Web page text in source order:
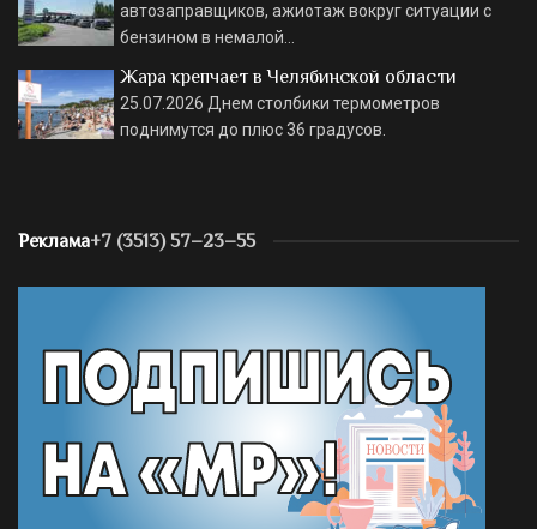
автозаправщиков, ажиотаж вокруг ситуации с
бензином в немалой…
Жара крепчает в Челябинской области
25.07.2026 Днем столбики термометров
поднимутся до плюс 36 градусов.
Реклама+7 (3513) 57–23–55